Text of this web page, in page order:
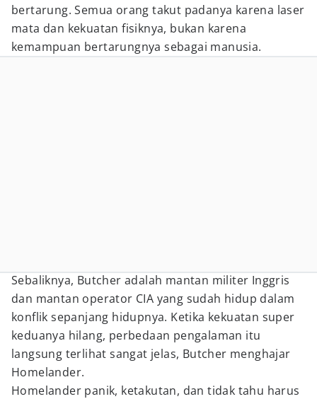
bertarung. Semua orang takut padanya karena laser
mata dan kekuatan fisiknya, bukan karena
kemampuan bertarungnya sebagai manusia.
Sebaliknya, Butcher adalah mantan militer Inggris
dan mantan operator CIA yang sudah hidup dalam
konflik sepanjang hidupnya. Ketika kekuatan super
keduanya hilang, perbedaan pengalaman itu
langsung terlihat sangat jelas, Butcher menghajar
Homelander.
Homelander panik, ketakutan, dan tidak tahu harus